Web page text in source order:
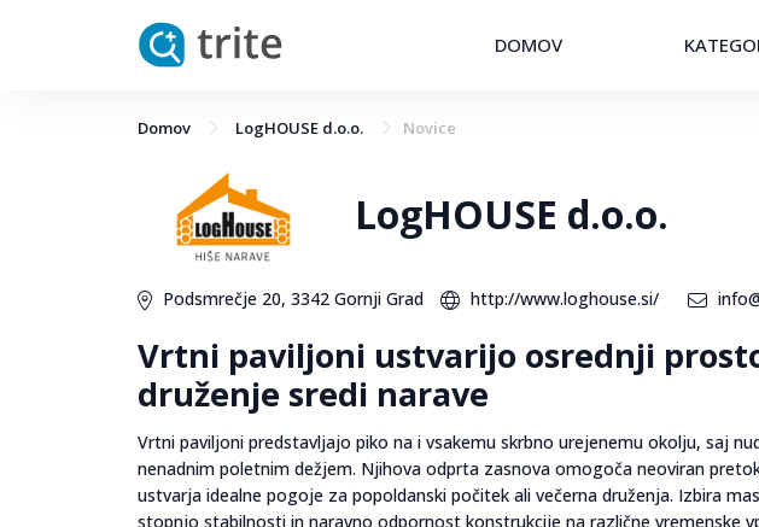
DOMOV
Domov LogHOUSE d.o.o. Novice
LogHOUSE d.o.o.
Podsmrečje 20, 3342 Gornji Grad http://www.loghouse.si/
Vrtni paviljoni ustvarijo osrednji
druženje sredi narave
Vrtni paviljoni predstavljajo piko na i vsakemu skrbno urejenemu okolju, saj
nenadnim poletnim dežjem. Njihova odprta zasnova omogoča neoviran
ustvarja idealne pogoje za popoldanski počitek ali večerna druženja. Izbira
stopnjo stabilnosti in naravno odpornost konstrukcije na različne vremenske